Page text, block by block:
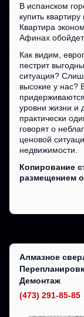
В испанском
купить
Квартира
Афинах
Как видим,
пестрит
ситуация?
высокие у нас?
уровни жизни и
практически
говорят о
ценовой
недвижимости.
Копирование
размещением
Алмазное
Демонтаж
(473) 291-85-85